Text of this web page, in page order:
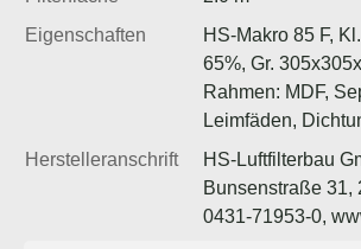
Eigenschaften
HS-Makro 85 F,
65%, Gr.
Rahmen: MDF,
Leimfäden,
Herstelleranschrift
HS-Luftfilterbau
Bunsenstraße 31,
0431-71953-0,